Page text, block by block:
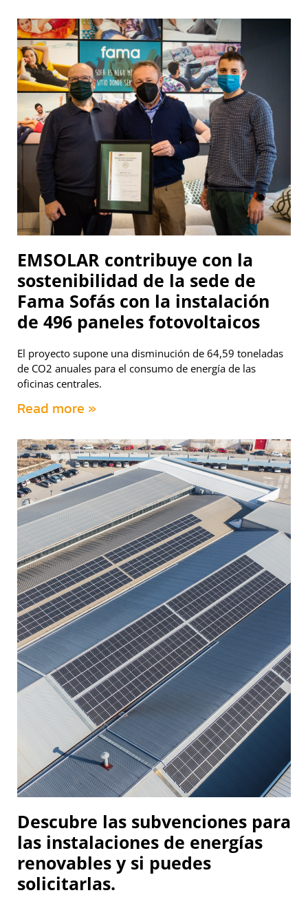
EMSOLAR contribuye con la
sostenibilidad de la sede de
Fama Sofás con la instalación
de 496 paneles fotovoltaicos
El proyecto supone una disminución de 64,59 toneladas
de CO2 anuales para el consumo de energía de las
oficinas centrales.
Read more »
Descubre las subvenciones para
las instalaciones de energías
renovables y si puedes
solicitarlas.